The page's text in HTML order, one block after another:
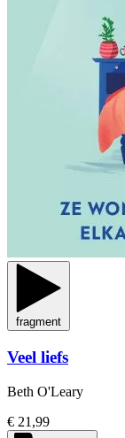
fragment
Veel liefs
Beth O'Leary
€ 21,99